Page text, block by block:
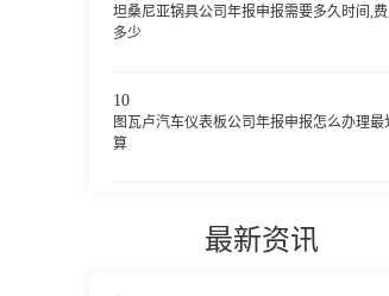
坦桑尼亚锅具公司年报申报需要多久时间,费
多少
10
图瓦卢汽车仪表板公司年报申报怎么办理最
算
最新资讯